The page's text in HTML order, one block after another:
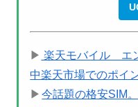
▶ 楽天モバイル エ
中楽天市場でのポイ
▶ 今話題の格安SIM